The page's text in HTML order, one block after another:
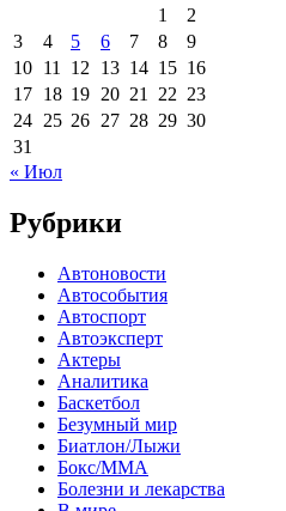
1
2
3
4 5 6 7 8
9
10 11 12 13 14 15 16
17 18 19 20 21 22 23
24 25 26 27 28 29 30
31
« Июл
Рубрики
Автоновости
Автособытия
Автоспорт
Автоэксперт
Актеры
Аналитика
Баскетбол
Безумный мир
Биатлон/Лыжи
Бокс/MMA
Болезни и лекарства